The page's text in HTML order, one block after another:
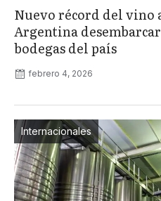
Nuevo récord del vino
Argentina
bodegas del país
febrero 4, 2026
Internacionales